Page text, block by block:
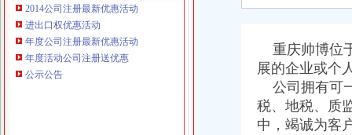
本站导航
2014公司注册最新优惠活动
进出口权优惠活动
年度公司注册最新优惠活动
年度活动公司注册送优惠
公示公告
重庆鸽牌电线电缆有限公司 渝北10010万 (进出口权)
重庆帅博位
展的企业或个
公司拥有可
税、地税、质
中，竭诚为客